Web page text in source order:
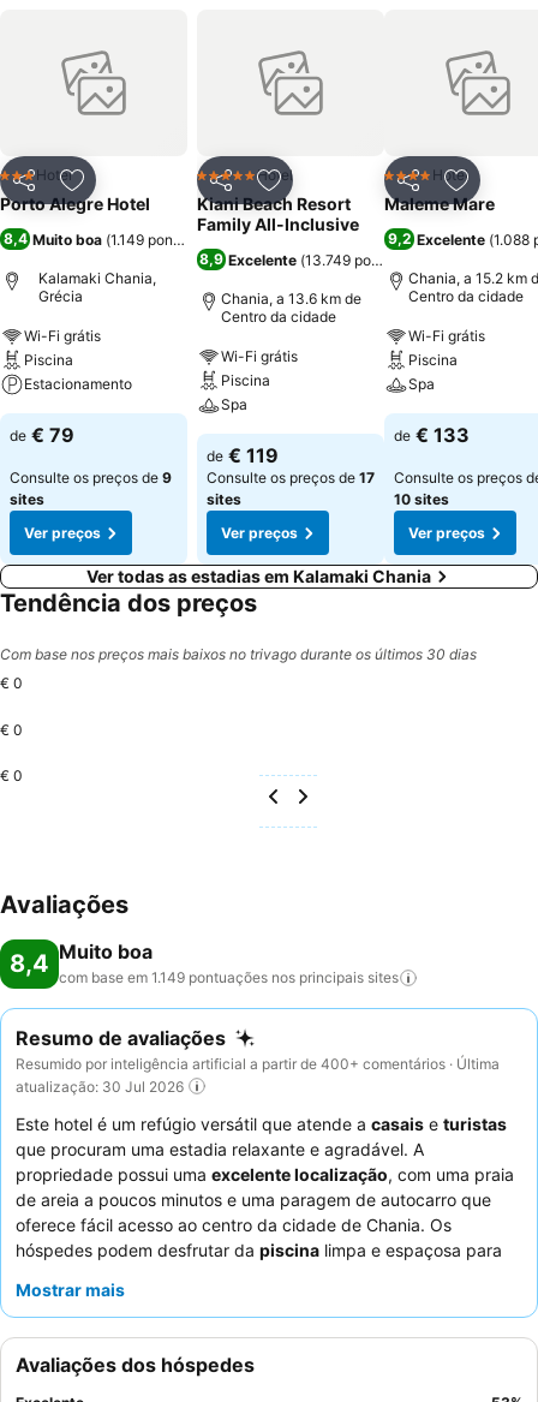
PartilharAdicionar aos favoritos
3 Estrelas
Hotel
Porto Alegre Hotel
8,4 Muito boa (1.149 pontuações
Kalamaki Chania,
Grécia
Wi-Fi grátis
Piscina
Estacionamento
de € 79
Consulte os preços de 9
sites
Ver preços
PartilharAdicionar aos favoritos
5 EstrelasHotel
Kiani Beach Resort
Family All-Inclusive
8,9 Excelente (13.749 pontuações
Chania, a 13.6 km de
Centro da cidade
Wi-Fi grátis
Piscina
Spa
de € 119
Consulte os preços de 17
sites
Ver preços
Partilhar
4 EstrelasHotel
Maleme Mare
9,2 Excelente (1.088
Chania, a 15.2 km
Centro da cidade
Wi-Fi grátis
Piscina
Spa
de € 133
Consulte os preços
10 sites
Ver preços
Ver todas as estadias em Kalamaki Chania
Tendência dos preços
Com base nos preços mais baixos no trivago durante os últimos 30 dias
€ 0
€ 0
€ 0
Avaliações
8,4 Muito boa
com base em 1.149 pontuações nos principais sites
Resumo de avaliações
Resumido por inteligência artificial a partir de 400+ comentários · Última
atualização: 30 Jul 2026
Este hotel é um refúgio versátil que atende a casais e turistas
que procuram uma estadia relaxante e agradável. A
propriedade possui uma excelente localização, com uma praia
de areia a poucos minutos e uma paragem de autocarro que
oferece fácil acesso ao centro da cidade de Chania. Os
hóspedes podem desfrutar da piscina limpa e espaçosa para
funcionários e o diversificado
recebem consistentemente muitos elogios. Para vistas ideais, os
hóspedes devem considerar solicitar um quarto num andar
Mostrar mais
Avaliações dos hóspedes